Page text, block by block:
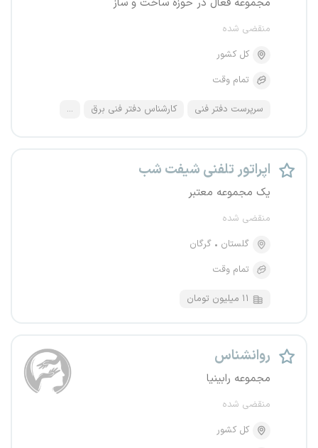
منقضی شده
کل کشور
تمام وقت
سرپرست دفتر فنی کارشناس دفتر فنی برق ...
اپراتور تلفنی شیفت شب
یک مجموعه معتبر
منقضی شده
گلستان
گرگان
تمام وقت
۱۱ میلیون تومان
روانشناس
مجموعه رابینیا
منقضی شده
کل کشور